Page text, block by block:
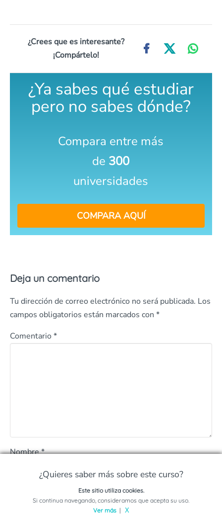
¿Crees que es interesante?
¡Compártelo!
¿Ya sabes qué estudiar
pero no sabes dónde?
Compara entre más
de 300
universidades
COMPARA AQUÍ
Deja un comentario
Tu dirección de correo electrónico no será publicada. Los
campos obligatorios están marcados con *
Comentario *
Nombre*
*
¿Quieres saber más sobre este curso?
Solicita información sobre este programa
Este sitio utiliza cookies.
Si continua navegando, consideramos que acepta su uso.
Ver más| X